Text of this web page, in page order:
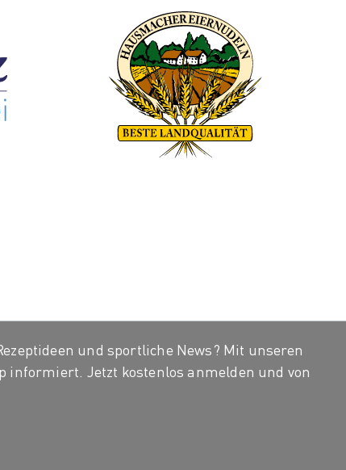
und sportliche News? Mit unseren
informiert. Jetzt kostenlos anmelden und von